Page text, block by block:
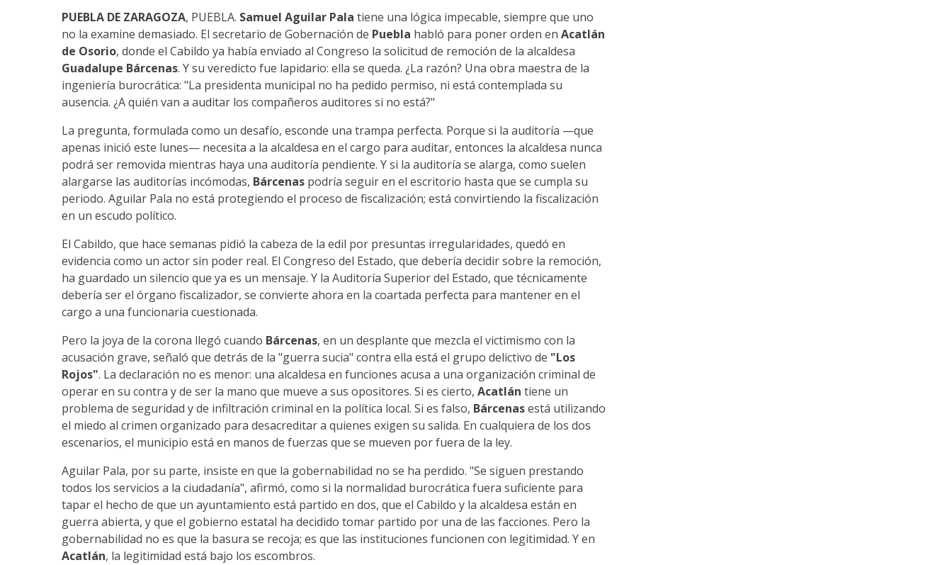
PUEBLA DE ZARAGOZA, PUEBLA. Samuel Aguilar Pala tiene una lógica impecable, siempre que uno
no la examine demasiado. El secretario de Gobernación de Puebla habló para poner orden en Acatlán
de Osorio, donde el Cabildo ya había enviado al Congreso la solicitud de remoción de la alcaldesa
Guadalupe Bárcenas. Y su veredicto fue lapidario: ella se queda. ¿La razón? Una obra maestra de la
ingeniería burocrática: "La presidenta municipal no ha pedido permiso, ni está contemplada su
ausencia. ¿A quién van a auditar los compañeros auditores si no está?"
La pregunta, formulada como un desafío, esconde una trampa perfecta. Porque si la auditoría —que
apenas inició este lunes— necesita a la alcaldesa en el cargo para auditar, entonces la alcaldesa nunca
podrá ser removida mientras haya una auditoría pendiente. Y si la auditoría se alarga, como suelen
alargarse las auditorías incómodas, Bárcenas podría seguir en el escritorio hasta que se cumpla su
periodo. Aguilar Pala no está protegiendo el proceso de fiscalización; está convirtiendo la fiscalización
en un escudo político.
El Cabildo, que hace semanas pidió la cabeza de la edil por presuntas irregularidades, quedó en
evidencia como un actor sin poder real. El Congreso del Estado, que debería decidir sobre la remoción,
ha guardado un silencio que ya es un mensaje. Y la Auditoría Superior del Estado, que técnicamente
debería ser el órgano fiscalizador, se convierte ahora en la coartada perfecta para mantener en el
cargo a una funcionaria cuestionada.
Pero la joya de la corona llegó cuando Bárcenas, en un desplante que mezcla el victimismo con la
acusación grave, señaló que detrás de la "guerra sucia" contra ella está el grupo delictivo de "Los
Rojos". La declaración no es menor: una alcaldesa en funciones acusa a una organización criminal de
operar en su contra y de ser la mano que mueve a sus opositores. Si es cierto, Acatlán tiene un
problema de seguridad y de infiltración criminal en la política local. Si es falso, Bárcenasestá utilizando
el miedo al crimen organizado para desacreditar a quienes exigen su salida. En cualquiera de los dos
escenarios, el municipio está en manos de fuerzas que se mueven por fuera de la ley.
Aguilar Pala, por su parte, insiste en que la gobernabilidad no se ha perdido. "Se siguen prestando
todos los servicios a la ciudadanía", afirmó, como si la normalidad burocrática fuera suficiente para
tapar el hecho de que un ayuntamiento está partido en dos, que el Cabildo y la alcaldesa están en
guerra abierta, y que el gobierno estatal ha decidido tomar partido por una de las facciones. Pero la
gobernabilidad no es que la basura se recoja; es que las instituciones funcionen con legitimidad. Y en
Acatlán, la legitimidad está bajo los escombros.